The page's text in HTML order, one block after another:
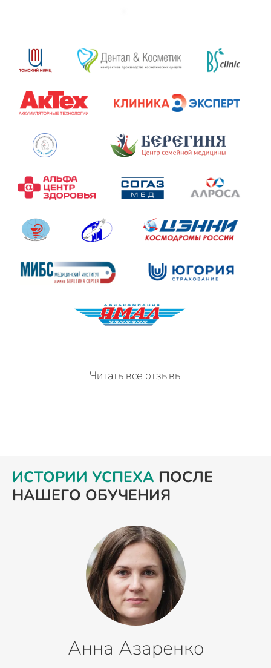
Читать все отзывы
ИСТОРИИ УСПЕХА ПОСЛЕ
НАШЕГО ОБУЧЕНИЯ
Анна Азаренко